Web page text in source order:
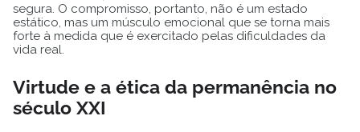
segura. O compromisso, portanto, não é um estado
estático, mas um músculo emocional que se torna mais
forte à medida que é exercitado pelas dificuldades da
vida real.
Virtude e a ética da permanência no
século XXI